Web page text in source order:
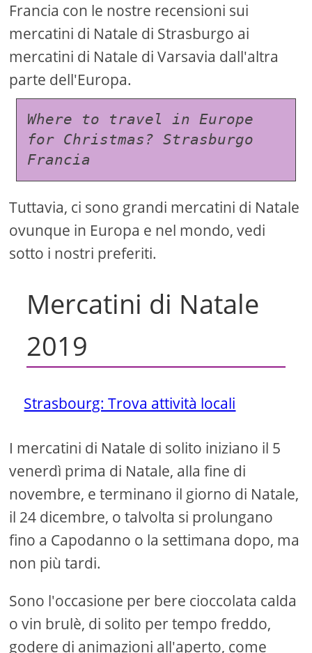
Francia con le nostre recensioni sui
mercatini di Natale di Strasburgo ai
mercatini di Natale di Varsavia dall'altra
parte dell'Europa.
Where to travel in Europe
for Christmas? Strasburgo
Francia
Tuttavia, ci sono grandi mercatini di Natale
ovunque in Europa e nel mondo, vedi
sotto i nostri preferiti.
Mercatini di Natale
2019
Strasbourg: Trova attività locali
I mercatini di Natale di solito iniziano il 5
venerdì prima di Natale, alla fine di
novembre, e terminano il giorno di Natale,
il 24 dicembre, o talvolta si prolungano
fino a Capodanno o la settimana dopo, ma
non più tardi.
Sono l'occasione per bere cioccolata calda
o vin brulè, di solito per tempo freddo,
godere di animazioni all'aperto, come